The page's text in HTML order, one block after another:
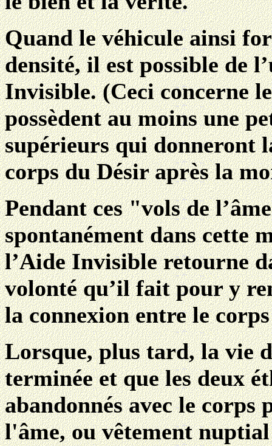
Quand le véhicule ainsi
densité, il est possible de
Invisible. (Ceci concerne
possèdent au moins une
supérieurs qui donneront
corps du Désir après la
Pendant ces "vols de
spontanément dans cette
l’Aide Invisible retourne
volonté qu’il fait pour y
la connexion entre le
Lorsque, plus tard, la vie
terminée et que les deux
abandonnés avec le corps
l'âme, ou vêtement